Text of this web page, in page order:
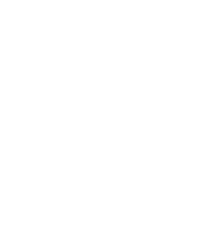
Großstadt (eigene